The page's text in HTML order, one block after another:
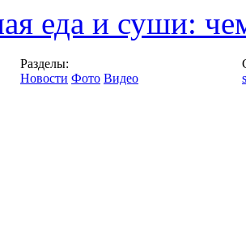
еда и суши:
Разделы:
Новости Фото Видео